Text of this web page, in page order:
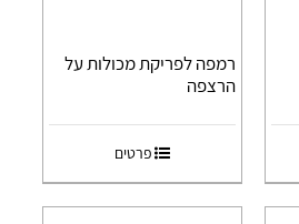
רמפה לפריקת מכולות על
הרצפה
פרטים